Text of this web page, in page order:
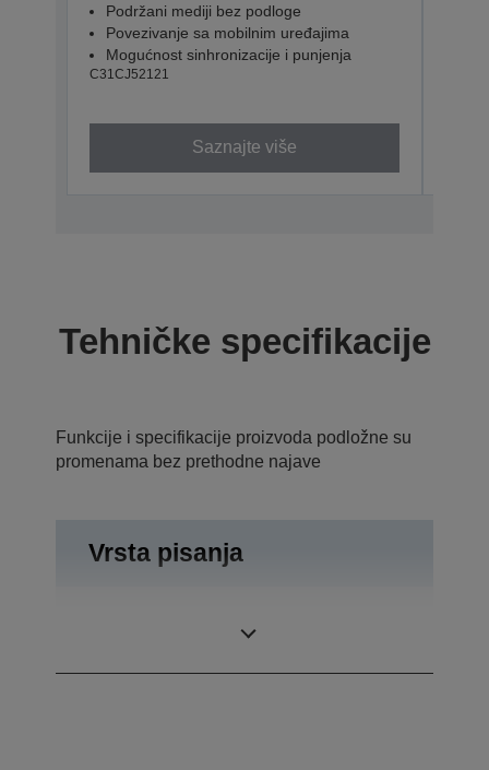
Podržani mediji bez podloge
Povezivanje sa mobilnim uređajima
Mogućnost sinhronizacije i punjenja
C31CJ52121
Saznajte više
Tehničke specifikacije
Funkcije i specifikacije proizvoda podložne su
promenama bez prethodne najave
Vrsta pisanja